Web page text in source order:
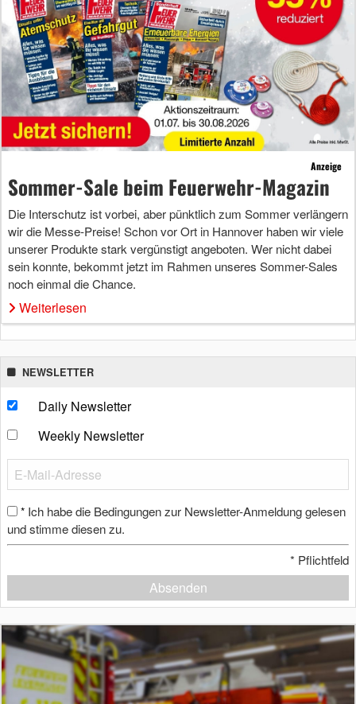
Anzeige
Sommer-Sale beim Feuerwehr-Magazin
Die Interschutz ist vorbei, aber pünktlich zum Sommer verlängern
wir die Messe-Preise! Schon vor Ort in Hannover haben wir viele
unserer Produkte stark vergünstigt angeboten. Wer nicht dabei
sein konnte, bekommt jetzt im Rahmen unseres Sommer-Sales
noch einmal die Chance.
Weiterlesen
NEWSLETTER
Daily Newsletter
Weekly Newsletter
* Ich habe die Bedingungen zur Newsletter-Anmeldung gelesen
und stimme diesen zu.
* Pflichtfeld
Absenden